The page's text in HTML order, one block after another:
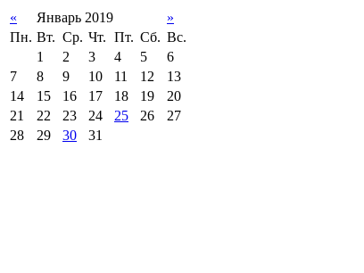
« Январь 2019
»
Пн. Вт. Ср. Чт. Пт. Сб. Вс.
1
2 3 4 5
6
7
8 9 10 11 12
13
14
15 16 17 18 19
20
21
22 23 24 25 26
27
28
29 30 31